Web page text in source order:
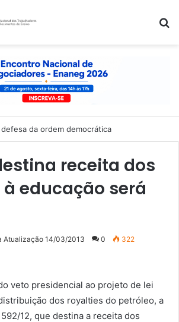
da ordem democrática
receita dos
educação será
Atualização 14/03/2013 0 322
veto presidencial ao projeto de lei
dos royalties do petróleo, a
12, que destina a receita dos